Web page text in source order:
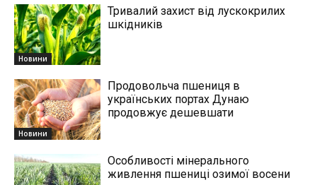
Новини
Тривалий захист від лускокрилих
шкідників
Новини
Продовольча пшениця в
українських портах Дунаю
продовжує дешевшати
Особливості мінерального
живлення пшениці озимої восени